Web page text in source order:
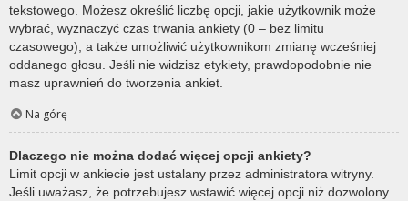
tekstowego. Możesz określić liczbę opcji, jakie użytkownik może
wybrać, wyznaczyć czas trwania ankiety (0 – bez limitu
czasowego), a także umożliwić użytkownikom zmianę wcześniej
oddanego głosu. Jeśli nie widzisz etykiety, prawdopodobnie nie
masz uprawnień do tworzenia ankiet.
Na górę
Dlaczego nie można dodać więcej opcji ankiety?
Limit opcji w ankiecie jest ustalany przez administratora witryny.
Jeśli uważasz, że potrzebujesz wstawić więcej opcji niż dozwolony